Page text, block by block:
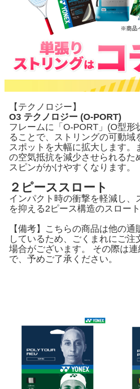
【テクノロジー】
O3 テクノロジー (O-PORT)
フレームに「O-PORT」(O型形
ることで、ストリングの可動域
スポットを大幅に拡大します。
の空気抵抗を減少させられるた
スピンがかけやすくなります。
２ピーススロート
インパクト時の衝撃を軽減し、
を抑える2ピース構造のスロート
【備考】こちらの商品は他の
しているため、ごくまれにご注
場合がございます。 その際は
で、予めご了承ください。